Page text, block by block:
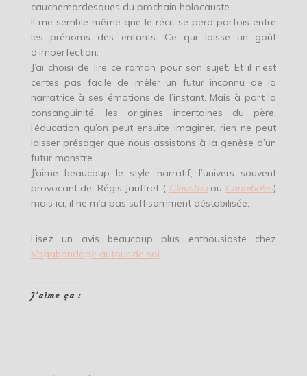
cauchemardesques du prochain holocauste.
Il me semble même que le récit se perd parfois entre
les prénoms des enfants. Ce qui laisse un goût
d’imperfection.
J’ai choisi de lire ce roman pour son sujet. Et il n’est
certes pas facile de mêler un futur inconnu de la
narratrice à ses émotions de l’instant. Mais à part la
consanguinité, les origines incertaines du père,
l’éducation qu’on peut ensuite imaginer, rien ne peut
laisser présager que nous assistons à la genèse d’un
futur monstre.
J’aime beaucoup le style narratif, l’univers souvent
provocant de Régis Jauffret ( Claustriaou Cannibales)
mais ici, il ne m’a pas suffisamment déstabilisée.
Lisez un avis beaucoup plus enthousiaste chez
Vagabondage autour de soi
J’aime ça :